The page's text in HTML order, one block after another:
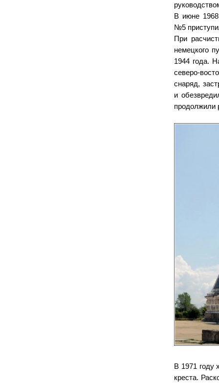
В июне 1968
№5
При
немецкого
1944 года.
северо-
снаряд,
и
продолжили
В 1971 году
креста.